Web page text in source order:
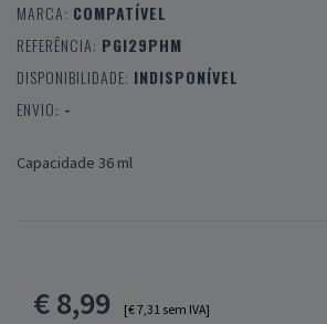
MARCA: COMPATÍVEL
REFERÊNCIA: PGI29PHM
DISPONIBILIDADE: INDISPONÍVEL
ENVIO: -
Capacidade 36 ml
€8,99 [€ 7,31 sem IVA]